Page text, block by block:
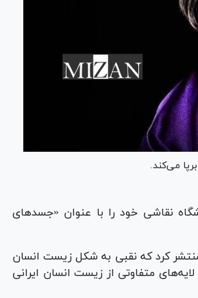
می‌کند.
نقاشی خود را با عنوان «جسد‌های
کرد که نقبی به شکل زیست انسان
متفاوتی از زیست انسان ایرانی